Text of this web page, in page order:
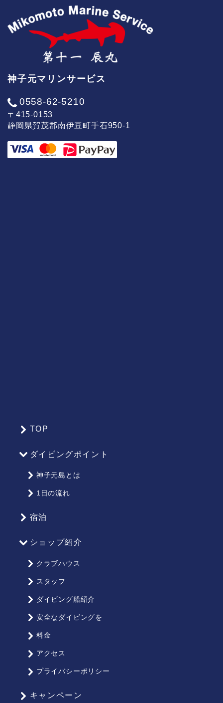
神子元マリンサービス
0558-62-5210
〒415-0153
静岡県賀茂郡南伊豆町手石950-1
TOP
ダイビングポイント
神子元島とは
1日の流れ
宿泊
ショップ紹介
クラブハウス
スタッフ
ダイビング船紹介
安全なダイビングを
料金
アクセス
プライバシーポリシー
キャンペーン